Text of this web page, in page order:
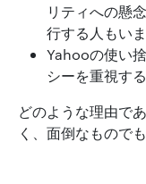
リティへの懸
行する人もいま
Yahooの使い
シーを重視す
どのような理由で
く、面倒なもので